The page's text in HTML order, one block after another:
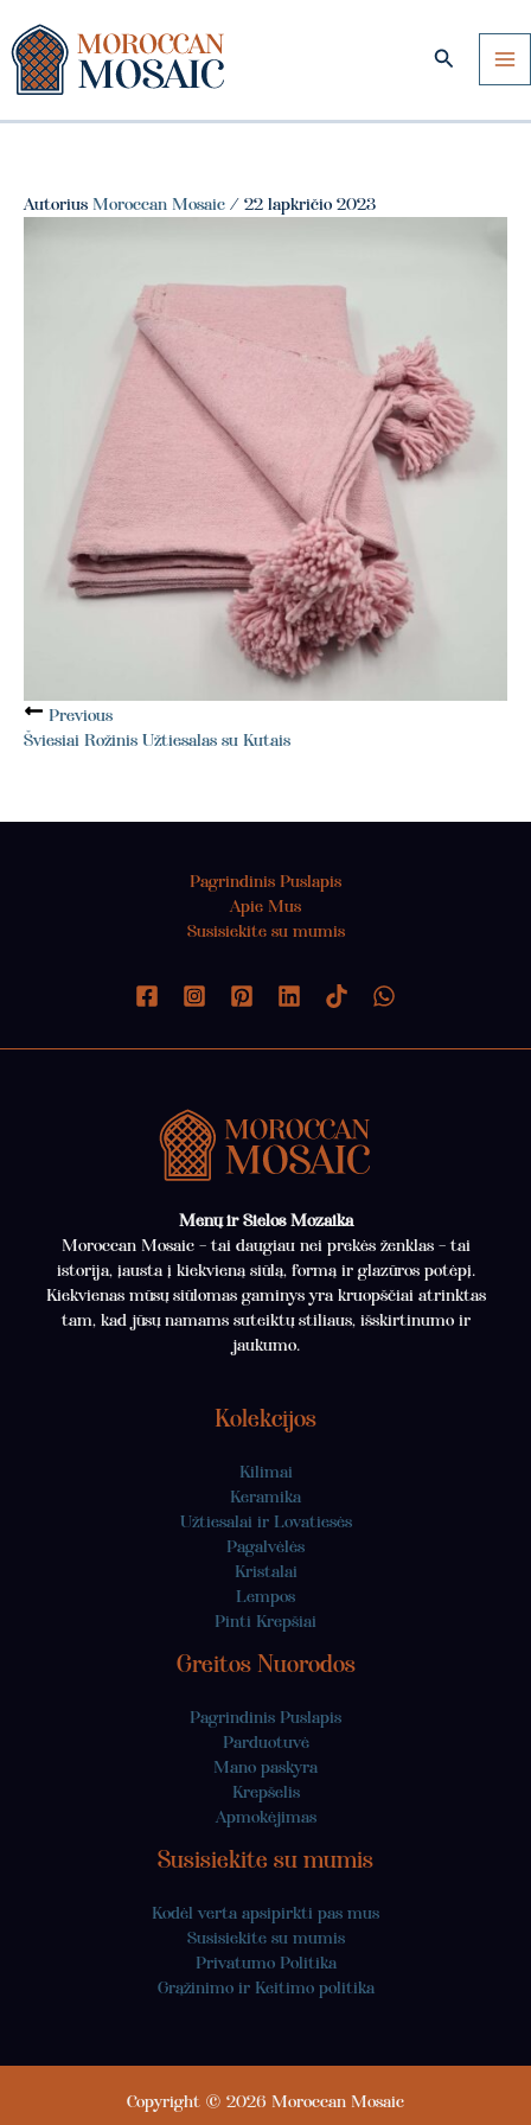
prie
turinio
Paieška
Autorius Moroccan Mosaic / 22 lapkričio 2023
Previous
Šviesiai Rožinis Užtiesalas su Kutais
Pagrindinis Puslapis
Apie Mus
Susisiekite su mumis
Menų ir Sielos Mozaika
Moroccan Mosaic – tai daugiau nei prekės ženklas – tai
istorija, įausta į kiekvieną siūlą, formą ir glazūros potėpį.
Kiekvienas mūsų siūlomas gaminys yra kruopščiai atrinktas
tam, kad jūsų namams suteiktų stiliaus, išskirtinumo ir
jaukumo.
Kolekcijos
Kilimai
Keramika
Užtiesalai ir Lovatiesės
Pagalvėlės
Kristalai
Lempos
Pinti Krepšiai
Greitos Nuorodos
Pagrindinis Puslapis
Parduotuvė
Mano paskyra
Krepšelis
Apmokėjimas
Susisiekite su mumis
Kodėl verta apsipirkti pas mus
Susisiekite su mumis
Privatumo Politika
Grąžinimo ir Keitimo politika
Copyright © 2026 Moroccan Mosaic